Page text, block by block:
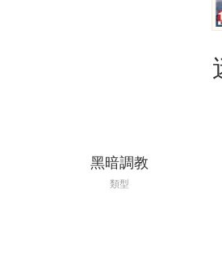
黑暗調教
類型